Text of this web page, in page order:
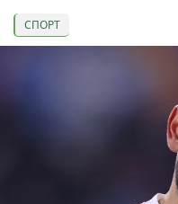
СПОРТ